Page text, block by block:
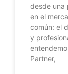
desde una
en el
común: el
y
Partner,